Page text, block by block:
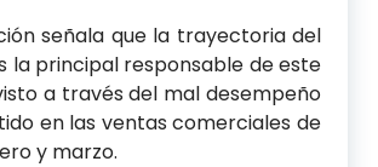
señala que la trayectoria del
la principal responsable de este
a través del mal desempeño
en las ventas comerciales de
y marzo.